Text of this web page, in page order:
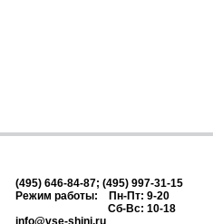
(495) 646-84-87; (495) 997-31-15
Режим работы: Пн-Пт: 9-20
Сб-Вс: 10-18
info@vse-shini.ru